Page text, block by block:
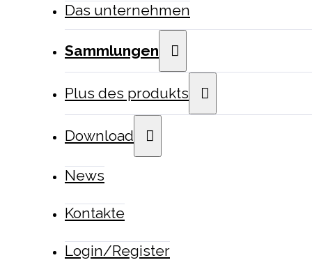
Das unternehmen
Sammlungen
Plus des produkts
Download
News
Kontakte
Login/Register